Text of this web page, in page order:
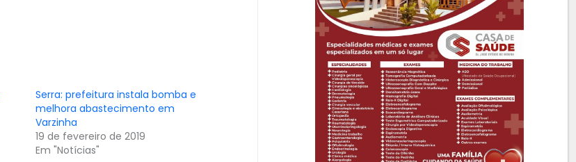
Serra: prefeitura instala bomba e
melhora abastecimento em
Varzinha
19 de fevereiro de 2019
Em "Notícias"